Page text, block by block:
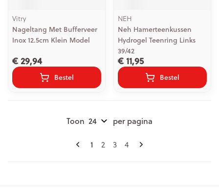
Vitry
Nageltang Met Bufferveer
Inox 12.5cm Klein Model
€ 29,94
Bestel
NEH
Neh Hamerteenkussen
Hydrogel Teenring Links
39/42
€ 11,95
Bestel
Pagina's
U lees momenteel pagina
1 Pagina
2 Pagina
3 Pagina
4
Toon per pagina